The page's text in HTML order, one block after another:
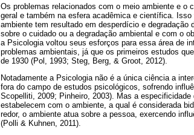
Os problemas relacionados com o meio ambiente e o
geral e também na esfera acadêmica e científica.
ambiente tem resultado em desperdício e
sobre o cuidado ou a degradação ambiental e com o
a Psicologia voltou seus esforços para essa área de
problemas ambientais, já que os primeiros estudos
de 1930 (Pol, 1993; Steg, Berg, & Groot, 2012).
Notadamente a Psicologia não é a única ciência a
fora do campo de estudos psicológicos, sofrendo
Scopelliti, 2009; Pinheiro, 2003). Mas a
estabelecem com o ambiente, a qual é considerada
redor, o ambiente atua sobre a pessoa, exercendo
(Polli & Kuhnen, 2011).